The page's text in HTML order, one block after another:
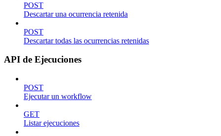
POST
Descartar una ocurrencia retenida
POST
Descartar todas las ocurrencias retenidas
API de Ejecuciones
POST
Ejecutar un workflow
GET
Listar ejecuciones